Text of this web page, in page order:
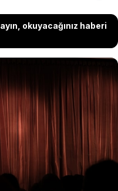
okuyacağınız haberi
Vergi Denetim
kayıt dışı denetimleri
ses sanatçıları ile bu
yönelik inceleme
150 kişinin gelir ve
tespit edildi.